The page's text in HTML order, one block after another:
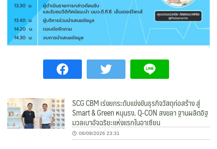
SCG CBM เร่งยกระดับแข่งขันธุรกิจวัสดุก่อสร้าง สู่
Smart & Green หนุนรง. Q-CON สงขลา ฐานผลิตอิฐ
มวลเบาอัจฉริยะแห่งแรกในอาเซียน
06/08/2026 23:31